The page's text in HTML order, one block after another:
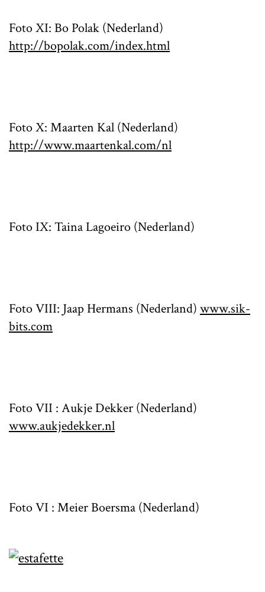
Foto XI: Bo Polak (Nederland)
http://bopolak.com/index.html
Foto X: Maarten Kal (Nederland)
http://www.maartenkal.com/nl
Foto IX: Taina Lagoeiro (Nederland)
Foto VIII: Jaap Hermans (Nederland) www.sik-
bits.com
Foto VII : Aukje Dekker (Nederland)
www.aukjedekker.nl
Foto VI : Meier Boersma (Nederland)